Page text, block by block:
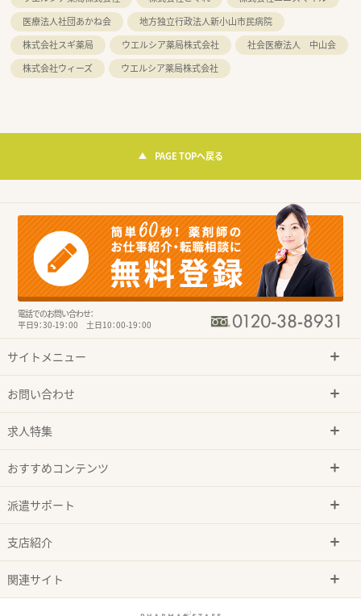
医療法人社団あかね会
地方独立行政法人新小山市民病院
株式会社スギ薬局
ウエルシア薬局株式会社
社会医療法人 中山会
株式会社ウィーズ
ウエルシア薬局株式会社
PAGE TOPへ戻る
電話でのお問い合わせ：
平日9：30-19：00 土日10：00-19：00
サイトメニュー
お問い合わせ
求人特集
おすすめコンテンツ
派遣サポート
支店紹介
関連サイト